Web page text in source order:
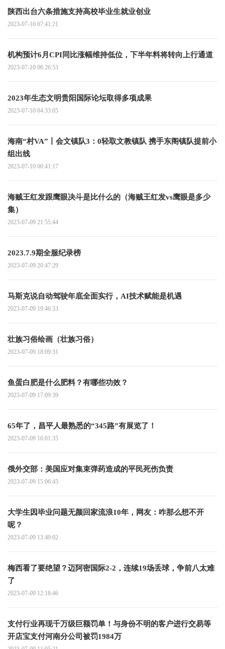
陕西出台六条措施支持高校毕业生就业创业
2023-07-10 07:41:21
机构预计6月CPI同比涨幅维持低位，下半年料将转向上行通道
2023-07-10 06:26:53
2023年生态文明贵阳国际论坛取得多项成果
2023-07-10 04:33:05
海南“村VA”丨会文镇队3：0轻取文教镇队 携手东阁镇队提前小
组出线
2023-07-10 00:41:17
海贼王红发跟鹰眼决斗是比什么的（海贼王红发vs鹰眼是多少
集）
2023-07-09 21:55:44
2023.7.9期全服纪录榜
2023-07-09 20:47:29
马斯克说自动驾驶年底全面实行，AI技术赋能是机遇
2023-07-09 19:46:33
壮族习俗绘画（壮族习俗）
2023-07-09 18:09:31
鱼蛋白肥是什么肥料？有哪些功效？
2023-07-09 17:09:39
65年了，昌平人最熟悉的“345路”有展览了！
2023-07-09 16:01:35
俄外交部：美国应对集束弹药造成的平民死伤负责
2023-07-09 15:06:45
大学生因毕业问题无颜回家流浪10年，网友：咋那么想不开
呢？
2023-07-09 13:49:02
梅西看了要绝望？迈阿密国际2-2，连续19场丢球，争前八太难
了
2023-07-09 12:18:46
支付行业再现千万级巨额罚单！与身份不明的客户进行交易等
开店宝支付河南分公司被罚1984万